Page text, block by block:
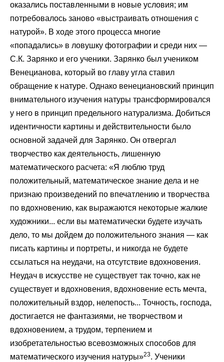
оказались поставленными в новые условия; им
потребовалось заново «выстраивать отношения с
натурой». В ходе этого процесса многие
«попадались» в ловушку фотографии и среди них —
С.К. Зарянко и его ученики. Зарянко был учеником
Венецианова, который во главу угла ставил
обращение к натуре. Однако венециановский принцип
внимательного изучения натуры трансформировался
у него в принцип предельного натурализма. Добиться
идентичности картины и действительности было
основной задачей для Зарянко. Он отвергал
творчество как деятельность, лишенную
математического расчета: «Я люблю труд
положительный, математическое знание дела и не
признаю произведений по впечатлению и творчества
по вдохновению, как выражаются некоторые жалкие
художники... если вы математически будете изучать
дело, то мы дойдем до положительного знания — как
писать картины и портреты, и никогда не будете
ссылаться на неудачи, на отсутствие вдохновения.
Неудач в искусстве не существует так точно, как не
существует и вдохновения, вдохновение есть мечта,
положительный вздор, нелепость... Точность, господа,
достигается не фантазиями, не творчеством и
вдохновением, а трудом, терпением и
изобретательностью всевозможных способов для
математического изучения натуры»23. Ученики